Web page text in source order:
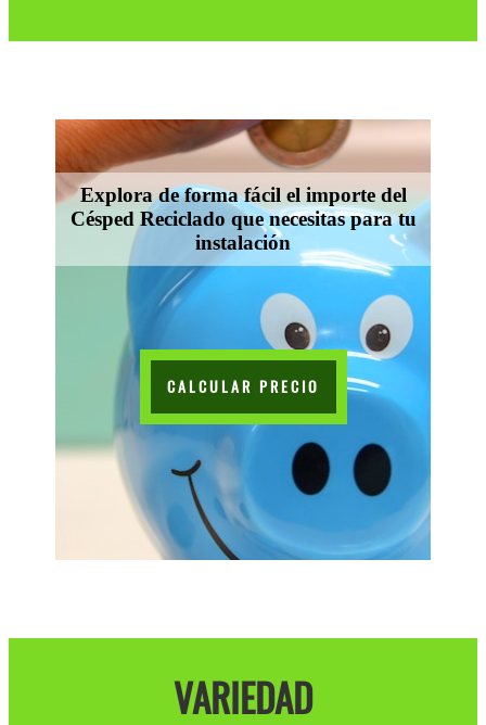
Explora de forma fácil el importe del
Césped Reciclado que necesitas para tu
instalación
CALCULAR PRECIO
VARIEDAD